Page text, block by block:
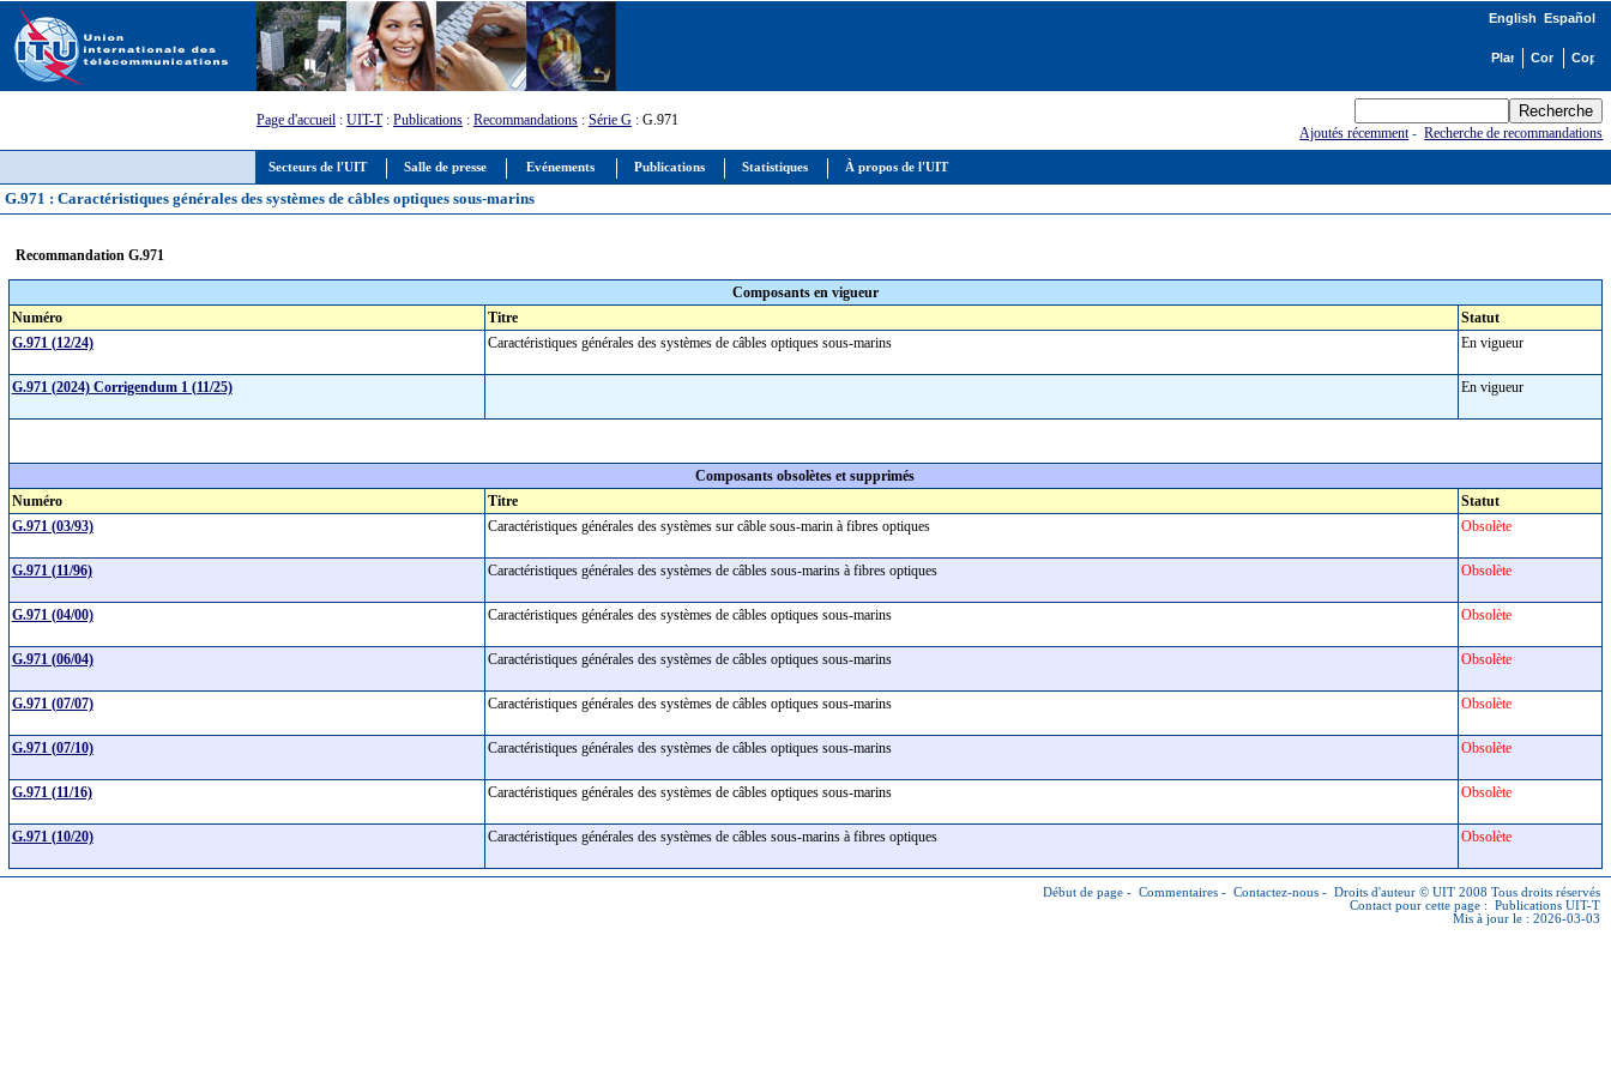
Secteurs de l'UIT Salle de presse Evénements Publications Statistiques À propos de l'UIT
English Español
Page d'accueil : UIT-T: Publications : Recommandations : Série G : G.971
Ajoutés récemment-Recherche de recommandations
G.971 : Caractéristiques générales des systèmes de câbles optiques sous-marins
Recommandation G.971
Composants en vigueur
Numéro
Titre
Statut
G.971 (12/24)
Caractéristiques générales des systèmes de câbles optiques sous-marins En vigueur
G.971 (2024) Corrigendum 1 (11/25) En vigueur
Composants obsolètes et supprimés
Numéro
Titre
Statut
G.971 (03/93)
Caractéristiques générales des systèmes sur câble sous-marin à fibres optiques Obsolète
G.971 (11/96) Caractéristiques générales des systèmes de câbles sous-marins à fibres optiques Obsolète
G.971 (04/00) Caractéristiques générales des systèmes de câbles optiques sous-marins Obsolète
G.971 (06/04) Caractéristiques générales des systèmes de câbles optiques sous-marins Obsolète
G.971 (07/07) Caractéristiques générales des systèmes de câbles optiques sous-marins Obsolète
G.971 (07/10) Caractéristiques générales des systèmes de câbles optiques sous-marins Obsolète
G.971 (11/16) Caractéristiques générales des systèmes de câbles optiques sous-marins Obsolète
G.971 (10/20) Caractéristiques générales des systèmes de câbles sous-marins à fibres optiques Obsolète
Début de page - Commentaires - Contactez-nous - Droits d'auteur © UIT 2008 Tous droits réservés
Contact pour cette page : Publications UIT-T
Mis à jour le : 2026-03-03